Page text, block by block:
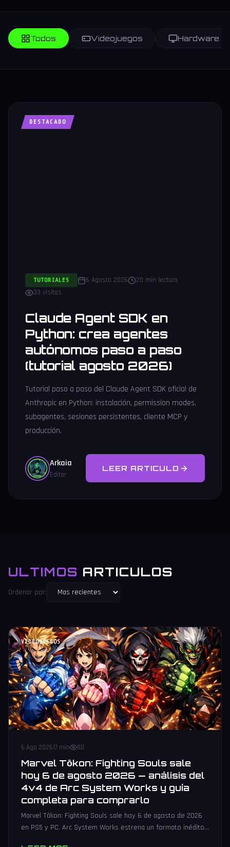
Todos Videojuegos Hardware
DESTACADO
TUTORIALES 6 Agosto 2026
20 min lectura
33 visitas
Claude Agent SDK en
Python: crea agentes
autónomos paso a paso
(tutorial agosto 2026)
Tutorial paso a paso del Claude Agent SDK oficial de
Anthropic en Python: instalación, permission modes,
subagentes, sesiones persistentes, cliente MCP y
producción.
Arkaia
Editor
LEER ARTICULO
ULTIMOS ARTICULOS
Ordenar por:
VIDEOJUEGOS
6 Ago 202617 min 80
Marvel Tōkon: Fighting Souls sale
hoy 6 de agosto 2026 — análisis del
4v4 de Arc System Works y guía
completa para comprarlo
Marvel Tōkon: Fighting Souls sale hoy 6 de agosto de 2026
en PS5 y PC. Arc System Works estrena un formato inédito